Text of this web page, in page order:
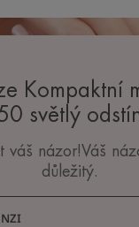
Kompaktní
světlý
váš názor!Váš
důležitý.